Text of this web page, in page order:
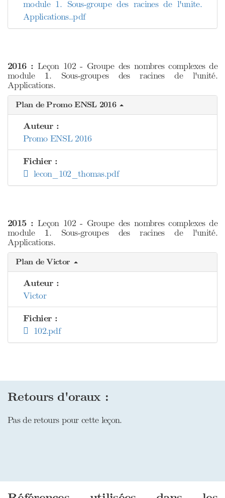
module 1. Sous-groupe des racines de l'unite.
Applications..pdf
2016 : Leçon 102 - Groupe des nombres complexes de
module 1
1. Sous-groupes des racines de l'unité.
Applications.
Plan de Promo ENSL 2016
Auteur :
Promo ENSL 2016
Fichier :
lecon_102_thomas.pdf
2015 : Leçon 102 - Groupe des nombres complexes de
module 1
1. Sous-groupes des racines de l'unité.
Applications.
Plan de Victor
Auteur :
Victor
Fichier :
102.pdf
Retours d'oraux :
Pas de retours pour cette leçon.